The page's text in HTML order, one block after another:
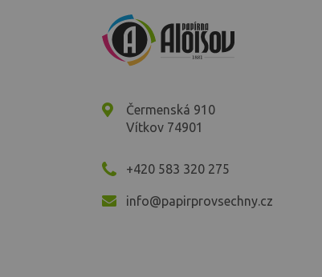
Čermenská 910
Vítkov 74901
+420 583 320 275
info@papirprovsechny.cz